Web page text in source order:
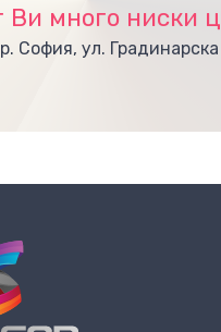
Ви много ниски
София, ул.